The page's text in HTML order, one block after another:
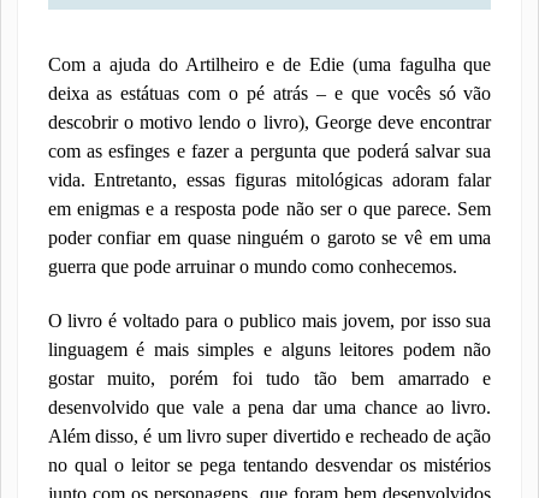
Com a ajuda do Artilheiro e de Edie (uma fagulha que
deixa as estátuas com o pé atrás – e que vocês só vão
descobrir o motivo lendo o livro), George deve encontrar
com as esfinges e fazer a pergunta que poderá salvar sua
vida. Entretanto, essas figuras mitológicas adoram falar
em enigmas e a resposta pode não ser o que parece. Sem
poder confiar em quase ninguém o garoto se vê em uma
guerra que pode arruinar o mundo como conhecemos.
O livro é voltado para o publico mais jovem, por isso sua
linguagem é mais simples e alguns leitores podem não
gostar muito, porém foi tudo tão bem amarrado e
desenvolvido que vale a pena dar uma chance ao livro.
Além disso, é um livro super divertido e recheado de ação
no qual o leitor se pega tentando desvendar os mistérios
junto com os personagens, que foram bem desenvolvidos